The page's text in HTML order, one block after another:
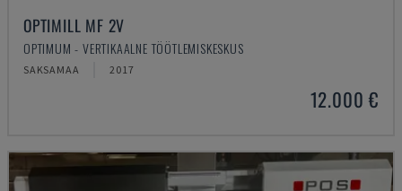
OPTIMILL MF 2V
OPTIMUM - VERTIKAALNE TÖÖTLEMISKESKUS
SAKSAMAA 2017
12.000 €